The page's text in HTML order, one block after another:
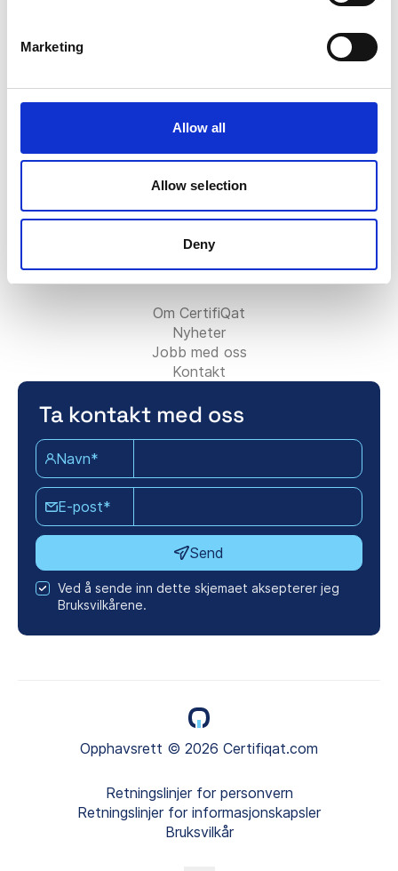
Marketing
Allow all
Allow selection
Deny
Certifiqat-merket
Faktura/Fakturering
Kontakt supportteamet
For partnere:
Bli rådgivningspartner
Legg til ditt konsulentfirma
Kontakt partnerteamet
Om Certifiqat:
Om CertifiQat
Nyheter
Jobb med oss
Kontakt
Ta kontakt med oss
Navn*
E-post*
Send
Ved å sende inn dette skjemaet aksepterer jeg
Bruksvilkårene.
Opphavsrett © 2026 Certifiqat.com
Retningslinjer for personvern
Retningslinjer for informasjonskapsler
Bruksvilkår